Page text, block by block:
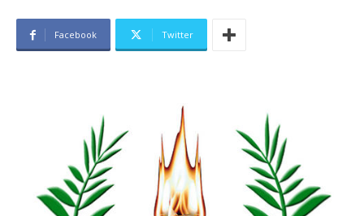
Facebook Twitter